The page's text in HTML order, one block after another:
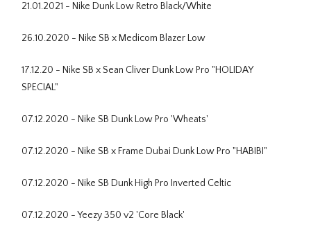
21.01.2021 - Nike Dunk Low Retro Black/White
26.10.2020 - Nike SB x Medicom Blazer Low
17.12.20 - Nike SB x Sean Cliver Dunk Low Pro "HOLIDAY
SPECIAL"
07.12.2020 - Nike SB Dunk Low Pro 'Wheats'
07.12.2020 - Nike SB x Frame Dubai Dunk Low Pro "HABIBI"
07.12.2020 - Nike SB Dunk High Pro Inverted Celtic
07.12.2020 - Yeezy 350 v2 'Core Black'